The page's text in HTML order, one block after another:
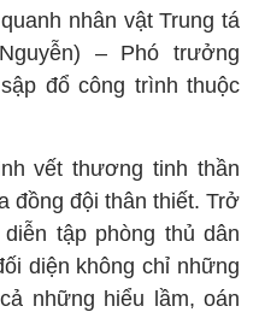
nhân vật Trung tá
– Phó trưởng
đổ công trình thuộc
vết thương tinh thần
đồng đội thân thiết. Trở
tập phòng thủ dân
diện không chỉ những
những hiểu lầm, oán